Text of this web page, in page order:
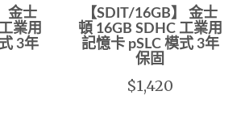
金士
業用
3年
【SDIT/16GB】 金士
頓 16GB SDHC 工業用
記憶卡 pSLC 模式 3年
保固
$1,420